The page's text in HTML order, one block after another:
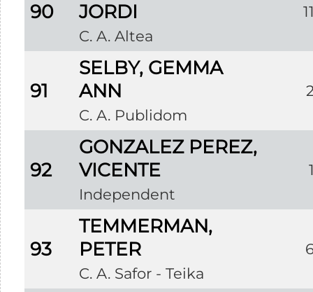
90
JORDI
C. A. Altea
91
SELBY, GEMMA
ANN
C. A. Publidom
92
GONZALEZ PEREZ,
VICENTE
Independent
93
TEMMERMAN,
PETER
C. A. Safor - Teika